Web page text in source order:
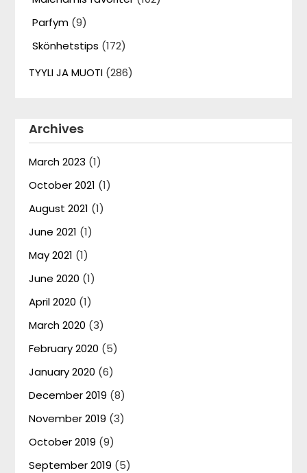
Parfym (9)
Skönhetstips (172)
TYYLI JA MUOTI (286)
Archives
March 2023 (1)
October 2021 (1)
August 2021 (1)
June 2021 (1)
May 2021 (1)
June 2020 (1)
April 2020 (1)
March 2020 (3)
February 2020 (5)
January 2020 (6)
December 2019 (8)
November 2019 (3)
October 2019 (9)
September 2019 (5)